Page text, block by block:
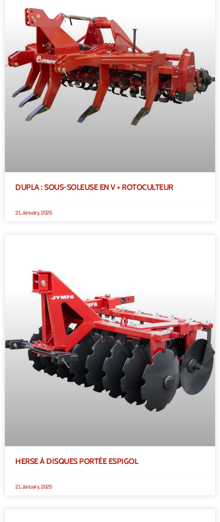
DUPLA : SOUS-SOLEUSE EN V + ROTOCULTEUR
21 January, 2025
HERSE À DISQUES PORTÉE ESPIGOL
21 January, 2025